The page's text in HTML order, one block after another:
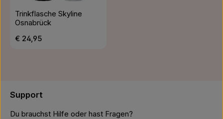
Trinkflasche Skyline
Osnabrück
Regulärer Preis:
€ 24,95
Support
Du brauchst Hilfe oder hast Fragen?